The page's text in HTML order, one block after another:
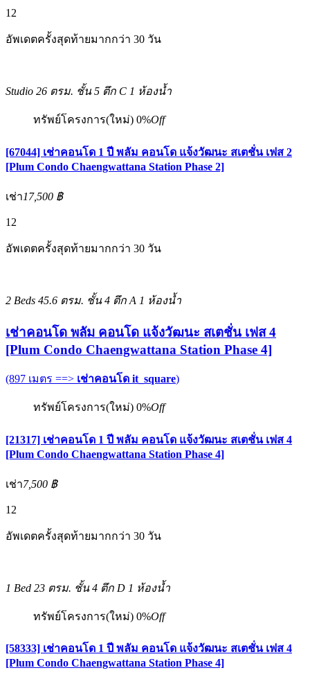
12
อัพเดตครั้งสุดท้ายมากกว่า 30 วัน
Studio 26 ตรม. ชั้น 5 ตึก C 1 ห้องน้ำ
ทรัพย์โครงการ(ใหม่) 0%Off
[67044] เช่าคอนโด 1 ปี พลัม คอนโด แจ้งวัฒนะ สเตชั่น เฟส 2
[Plum Condo Chaengwattana Station Phase 2]
เช่า17,500 ฿
12
อัพเดตครั้งสุดท้ายมากกว่า 30 วัน
2 Beds 45.6 ตรม. ชั้น 4 ตึก A 1 ห้องน้ำ
เช่าคอนโด พลัม คอนโด แจ้งวัฒนะ สเตชั่น เฟส 4
[Plum Condo Chaengwattana Station Phase 4]
(897 เมตร ==> เช่าคอนโด it_square)
ทรัพย์โครงการ(ใหม่) 0%Off
[21317] เช่าคอนโด 1 ปี พลัม คอนโด แจ้งวัฒนะ สเตชั่น เฟส 4
[Plum Condo Chaengwattana Station Phase 4]
เช่า7,500 ฿
12
อัพเดตครั้งสุดท้ายมากกว่า 30 วัน
1 Bed 23 ตรม. ชั้น 4 ตึก D 1 ห้องน้ำ
ทรัพย์โครงการ(ใหม่) 0%Off
[58333] เช่าคอนโด 1 ปี พลัม คอนโด แจ้งวัฒนะ สเตชั่น เฟส 4
[Plum Condo Chaengwattana Station Phase 4]